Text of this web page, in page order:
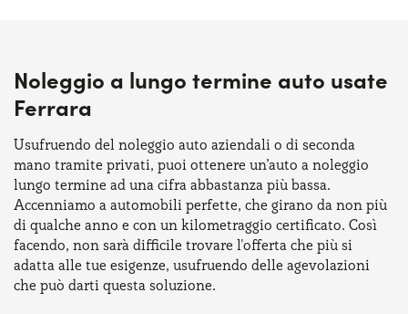
Noleggio a lungo termine auto usate
Ferrara
Usufruendo del noleggio auto aziendali o di seconda
mano tramite privati, puoi ottenere un’auto a noleggio
lungo termine ad una cifra abbastanza più bassa.
Accenniamo a automobili perfette, che girano da non più
di qualche anno e con un kilometraggio certificato. Così
facendo, non sarà difficile trovare l'offerta che più si
adatta alle tue esigenze, usufruendo delle agevolazioni
che può darti questa soluzione.